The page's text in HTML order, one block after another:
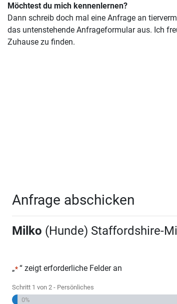
Möchtest du mich kennenlernen?
Dann schreib doch mal eine Anfrage an
das untenstehende Anfrageformular aus. Ich
Zuhause zu finden.
Anfrage abschicken
Milko (Hunde) Staffordshire-
„* “ zeigt erforderliche Felder an
Schritt 1 von 2 - Persönliches
0%